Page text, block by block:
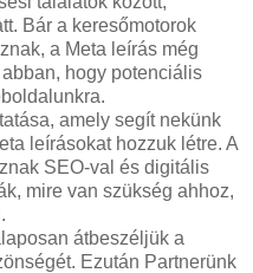
Bár a keresőmotorok
a Meta leírás még
hogy potenciális
amely segít nekünk
leírásokat hozzuk létre. A
SEO-val és digitális
mire van szükség ahhoz,
átbeszéljük a
Ezután Partnerünk